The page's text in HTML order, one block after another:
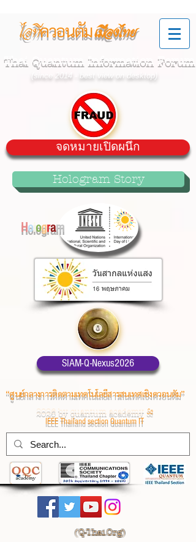
ไอทีควอนตัมเมืองไทย
Thai Quantum Information Forum
(since 2014 - best view on desktop)
จดหมายเปิดผนึก
Hologram Story
Hologram
SIAM-Q-Nexus2026
“ศูนย์กลางการติดตามเทคโนโลยีสารสนเทศเชิงควอนตัม”
2026 by quantum academy &
IEEE Thailand section Quantum IT
(Q-Thai.Org)